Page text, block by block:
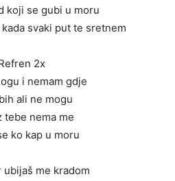
koji se gubi u moru
svaki put te sretnem
2x
i nemam gdje
ali ne mogu
tebe nema me
ko kap u moru
ubijaš me kradom